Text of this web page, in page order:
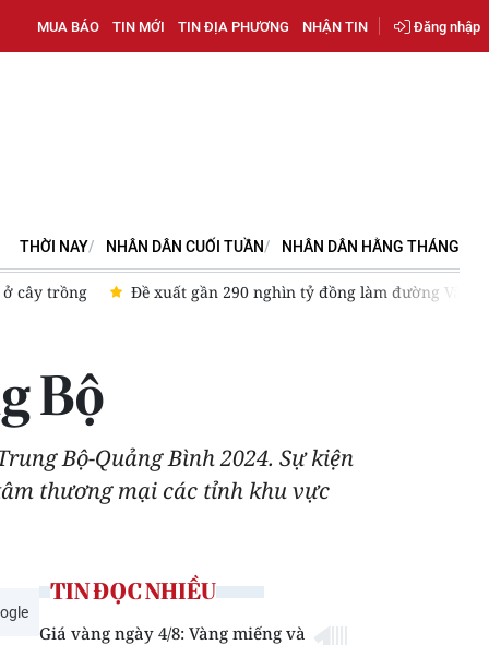
MUA BÁO TIN MỚI TIN ĐỊA PHƯƠNG NHẬN TIN Đăng nhập
THỜI NAY NHÂN DÂN CUỐI TUẦN NHÂN DÂN HẰNG THÁNG
Thủ đô Hà Nội Cần Thơ hợp tác với CT Group kiến
Bộ
Bộ-Quảng Bình 2024. Sự kiện
thương mại các tỉnh khu vực
TIN ĐỌC NHIỀU
Giá vàng ngày 4/8: Vàng miếng và